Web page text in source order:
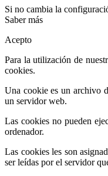
Si no cambia la
Saber más
Acepto
Para la utilización de
cookies.
Una cookie es un archivo
un servidor web.
Las cookies no pueden
ordenador.
Las cookies les son
ser leídas por el servidor